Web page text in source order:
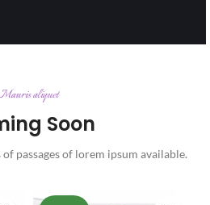
Mauris aliquet
Soon
passages of lorem ipsum available.